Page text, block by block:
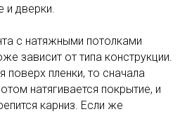
и дверки.
с натяжными потолками
зависит от типа конструкции.
поверх пленки, то сначала
натягивается покрытие, и
карниз. Если же